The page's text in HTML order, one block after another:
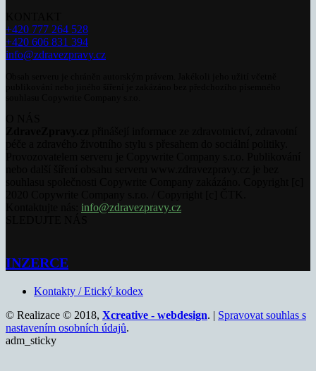
+420 777 264 528
+420 606 831 394
info@zdravezpravy.cz
info@zdravezpravy.cz
INZERCE
Kontakty / Etický kodex
© Realizace © 2018, Xcreative - webdesign. | Spravovat souhlas s
nastavením osobních údajů.
adm_sticky